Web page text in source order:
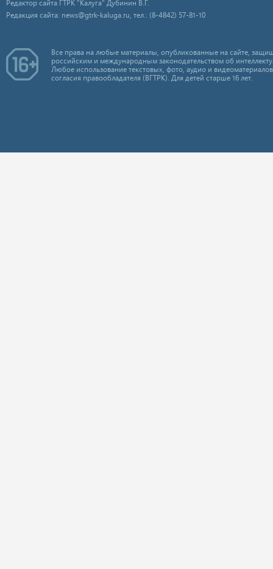
Редактор сайта ГТРК "Калуга" Дубинин В.Г.
Редакция сайта: news@gtrk-kaluga.ru, тел.: (8-4842) 57-81-10
Все права на любые материалы, опубликованные на сайте,
российским и международным законодательством об
Любое использование текстовых, фото, аудио и
согласия правообладателя (ВГТРК). Для детей старше 16 лет.